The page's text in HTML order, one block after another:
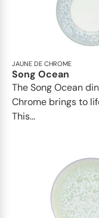
JAUNE DE CHROME
Song Ocean
The Song Ocean
Chrome brings to
This...